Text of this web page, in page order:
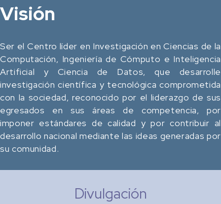
Visión
Ser el Centro líder en Investigación en Ciencias de la
Computación, Ingeniería de Cómputo e Inteligencia
Artificial y Ciencia de Datos, que desarrolle
investigación científica y tecnológica comprometida
con la sociedad, reconocido por el liderazgo de sus
egresados en sus áreas de competencia, por
imponer estándares de calidad y por contribuir al
desarrollo nacional mediante las ideas generadas por
su comunidad.
Divulgación